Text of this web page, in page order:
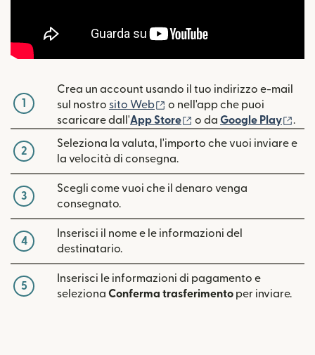
1
Crea un account usando il tuo indirizzo e-mail
sul nostro sito Web (si apre in una nuova finestra)
o nell'app che puoi
scaricare dall'App Store (si apre in una nuova
o da Google Play .
2
Seleziona la valuta, l'importo che vuoi inviare e
la velocità di consegna.
3
Scegli come vuoi che il denaro venga
consegnato.
4
Inserisci il nome e le informazioni del
destinatario.
5
Inserisci le informazioni di pagamento e
seleziona Conferma trasferimento per inviare.